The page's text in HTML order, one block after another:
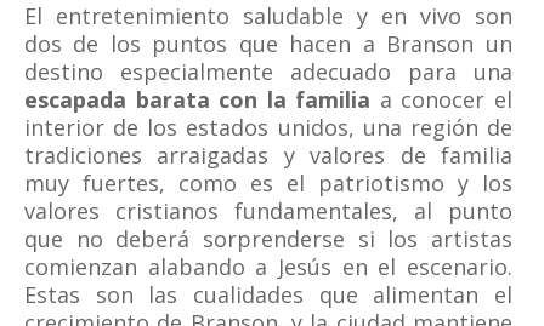
El entretenimiento saludable y en vivo son
dos de los puntos que hacen a Branson un
destino especialmente adecuado para una
escapada barata con la familia a conocer el
interior de los estados unidos, una región de
tradiciones arraigadas y valores de familia
muy fuertes, como es el patriotismo y los
valores cristianos fundamentales, al punto
que no deberá sorprenderse si los artistas
comienzan alabando a Jesús en el escenario.
Estas son las cualidades que alimentan el